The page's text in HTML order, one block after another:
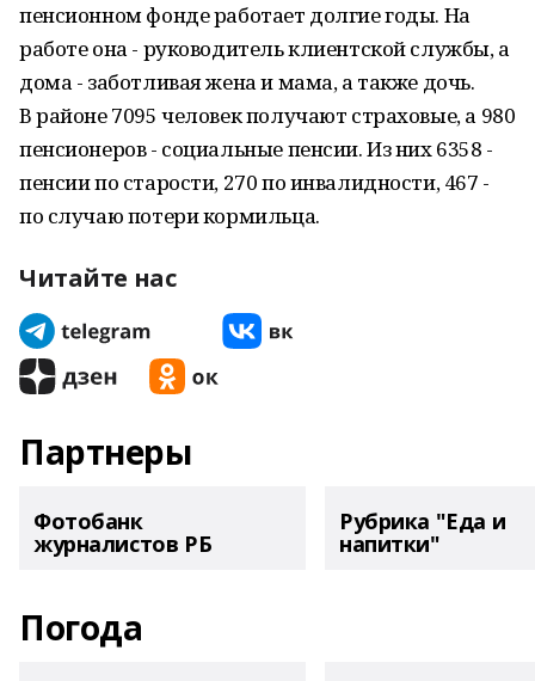
пенсионном фонде работает долгие годы. На
работе она - руководитель клиентской службы, а
дома - заботливая жена и мама, а также дочь.
В районе 7095 человек получают страховые, а 980
пенсионеров - социальные пенсии. Из них 6358 -
пенсии по старости, 270 по инвалидности, 467 -
по случаю потери кормильца.
Читайте нас
Партнеры
Фотобанк
журналистов РБ
Рубрика "Еда и
напитки"
Погода